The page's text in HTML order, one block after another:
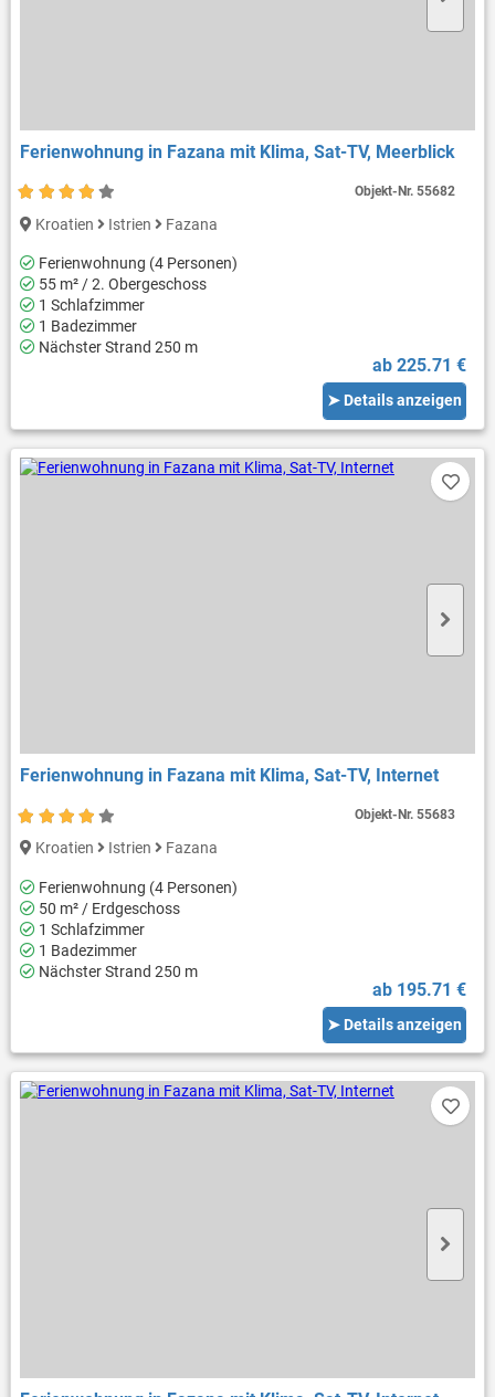
Ferienwohnung in Fazana mit Klima, Sat-TV, Meerblick
Kroatien Istrien Fazana
Ferienwohnung (4 Personen)
55 m² / 2. Obergeschoss
1 Schlafzimmer
1 Badezimmer
Nächster Strand 250 m
ab 225.71 €
➤ Details anzeigen
Objekt-Nr.55682
Ferienwohnung in Fazana mit Klima, Sat-TV, Internet
Kroatien Istrien Fazana
Ferienwohnung (4 Personen)
50 m² / Erdgeschoss
1 Schlafzimmer
1 Badezimmer
Nächster Strand 250 m
ab 195.71 €
➤ Details anzeigen
Objekt-Nr.55683